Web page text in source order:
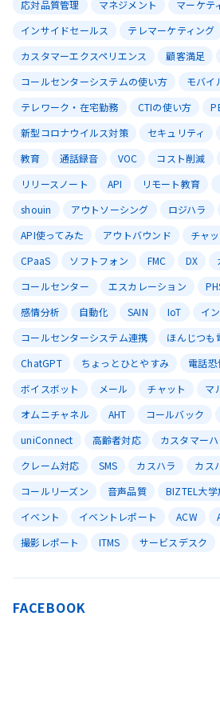
応対品質管理 マネジメント マーケテ
インサイドセールス
テレマーケティング
カスタマーエクスペリエンス
顧客満足
コールセンターシステムの使い方
モバイ
テレワーク・在宅勤務
CTIの使い方
新型コロナウイルス対策
セキュリティ
教育
通話録音 VOC コスト削減
リリースノート
API リモート教育
shouin
アウトソーシング ロジハラ
API使ってみた
アウトバウンド チャ
CPaaS
ソフトフォン FMC DX
コールセンター
エスカレーション
感情分析
自動化 SAIN IoT
イ
コールセンターシステム連携
ほんじつも
ChatGPT
ちょっとひとやすみ 電話恐
ボイスボット
メール チャット
マ
オムニチャネル
AHT コールバック
uniConnect
高齢者対応
カスタマー
クレーム対応
SMS カスハラ カス
コールリーズン
音声品質
BIZTEL大
イベント
イベントレポート ACW
撮影レポート
ITMS サービスデスク
FACEBOOK